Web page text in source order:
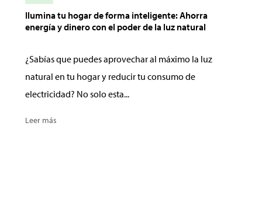
Ilumina tu hogar de forma inteligente: Ahorra
energía y dinero con el poder de la luz natural
¿Sabías que puedes aprovechar al máximo la luz
natural en tu hogar y reducir tu consumo de
electricidad? No solo esta...
Leer más